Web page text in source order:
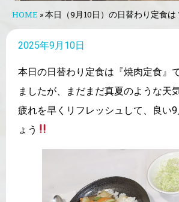
HOME »本日（9月10日）の日替わり定食は
2025年9月10日
本日の日替わり定食は『焼肉定食』
ましたが、まだまだ真夏のような天
疲れを早くリフレッシュして、良い
ょう